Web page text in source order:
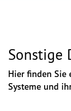
Sonstige
Hier finden Sie
Systeme und
©